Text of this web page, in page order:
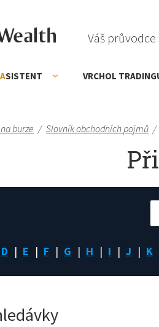
Váš
ASISTENT VRCHOL
burze / Slovník obchodních pojmů /
D E F G H I J K